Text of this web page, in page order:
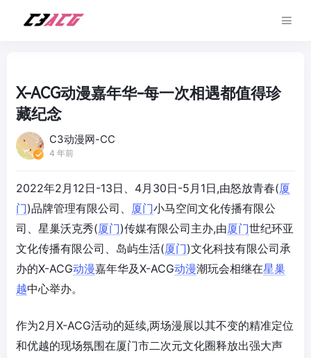
X-ACG动漫嘉年华-每一次相遇都值得珍
藏纪念
C3动漫网-CC
4 年前
2022年2月12日-13日、4月30日-5月1日,由怒放青春(厦
门)品牌管理有限公司、 厦门小马空间文化传播有限公
司、星巢沃克秀(厦门)传媒有限公司主办,由厦门世纪环亚
文化传播有限公司、岛屿生活(厦门)文化科技有限公司承
办的X-ACG动漫嘉年华及X-ACG动漫潮玩会相继在星巢
越中心举办。
作为2月X-ACG活动的延续,两场漫展以其不变的精准定位
和优越的现场氛围在厦门市二次元文化圈释放出强大声